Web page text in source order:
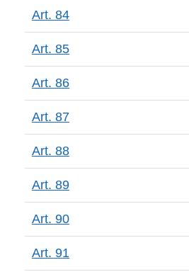
Art. 84
Art. 85
Art. 86
Art. 87
Art. 88
Art. 89
Art. 90
Art. 91